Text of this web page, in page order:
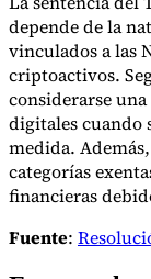
depende de la
vinculados a las
criptoactivos.
considerarse
digitales cuando
medida.
categorías
financieras
Fuente: